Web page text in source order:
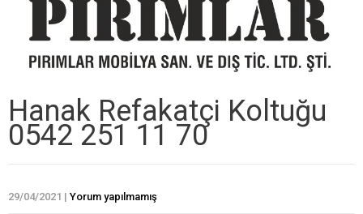
Hanak Refakatçi Koltuğu
0542 251 11 70
29/04/2021 | Yorum yapılmamış